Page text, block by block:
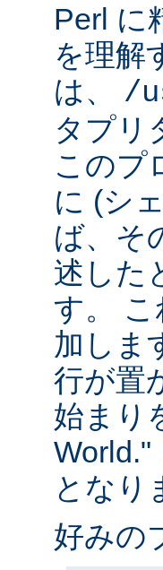
Perl に
を理解
は、 /
タプリ
このプ
に (シ
ば、そ
述した
す。
加しま
行が置
始まり
World."
となり
好みの